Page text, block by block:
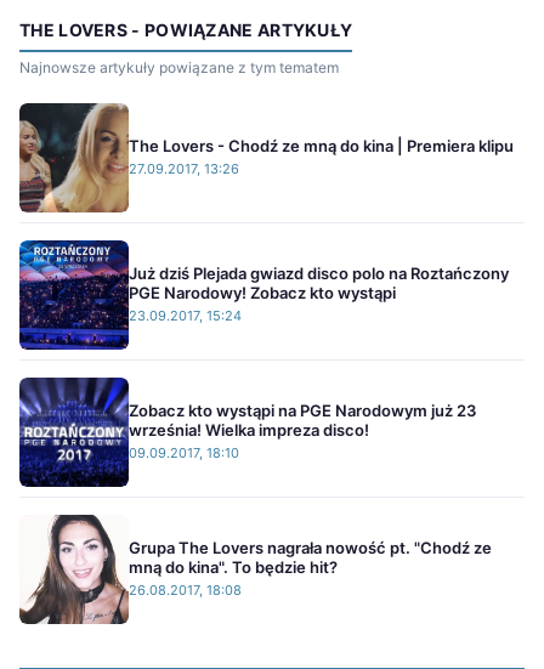
THE LOVERS - POWIĄZANE ARTYKUŁY
Najnowsze artykuły powiązane z tym tematem
The Lovers - Chodź ze mną do kina | Premiera klipu
27.09.2017, 13:26
Już dziś Plejada gwiazd disco polo na Roztańczony
PGE Narodowy! Zobacz kto wystąpi
23.09.2017, 15:24
Zobacz kto wystąpi na PGE Narodowym już 23
września! Wielka impreza disco!
09.09.2017, 18:10
Grupa The Lovers nagrała nowość pt. "Chodź ze
mną do kina". To będzie hit?
26.08.2017, 18:08